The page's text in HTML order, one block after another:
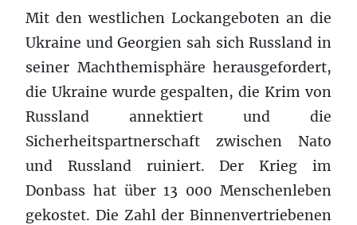
Mit den westlichen Lockangeboten an die
Ukraine und Georgien sah sich Russland in
seiner Machthemisphäre herausgefordert,
die Ukraine wurde gespalten, die Krim von
Russland annektiert und die
Sicherheitspartnerschaft zwischen Nato
und Russland ruiniert. Der Krieg im
Donbass hat über 13 000 Menschenleben
gekostet. Die Zahl der Binnenvertriebenen